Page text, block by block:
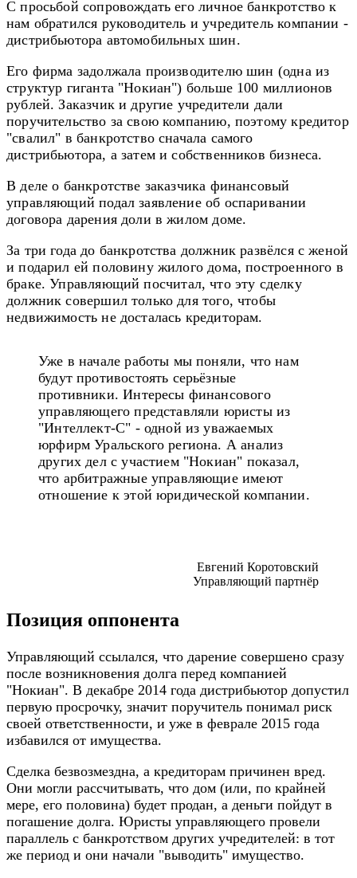
С просьбой сопровождать его личное банкротство к
нам обратился руководитель и учредитель компании -
дистрибьютора автомобильных шин.
Его фирма задолжала производителю шин (одна из
структур гиганта "Нокиан") больше 100 миллионов
рублей. Заказчики другие учредители дали
поручительство за свою компанию, поэтому кредитор
"свалил" в банкротство сначала самого
дистрибьютора, а затем и собственников бизнеса.
В деле о банкротстве заказчика финансовый
управляющий подал заявление об оспаривании
договора дарения доли в жилом доме.
За три года до банкротства должник развёлся с женой
и подарил ей половину жилого дома, построенного в
браке.Управляющий посчитал, что эту сделку
должник совершил только для того, чтобы
недвижимость не досталась кредиторам.
Уже в начале работы мы поняли, что нам
будут противостоять серьёзные
противники. Интересы финансового
управляющего представляли юристы из
"Интеллект-С" - одной из уважаемых
юрфирм Уральского региона. А анализ
других дел с участием "Нокиан" показал,
что арбитражные управляющие имеют
отношение к этой юридической компании.
Евгений Коротовский
Управляющий партнёр
Позиция оппонента
Управляющий ссылался, что дарение совершено сразу
после возникновения долга перед компанией
"Нокиан". В декабре 2014 года дистрибьютор допустил
первую просрочку, значит поручитель понимал риск
своей ответственности, и уже в феврале 2015 года
избавился от имущества.
Сделка безвозмездна, а кредиторам причинен вред.
Они могли рассчитывать, что дом (или, по крайней
мере, его половина) будет продан, а деньги пойдут в
погашение долга. Юристы управляющего провели
параллель с банкротством других учредителей: в тот
же период и они начали "выводить" имущество.